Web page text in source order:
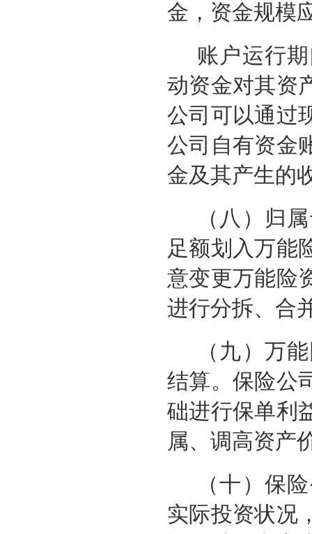
金，资金规模
账户运行
动资金对其资
公司可以通过
公司自有资金
金及其产生的
（八）归
足额划入万能
意变更万能险
进行分拆、合
（九）万
结算。保险公
础进行保单利
属、调高资产
（十）保
实际投资状况